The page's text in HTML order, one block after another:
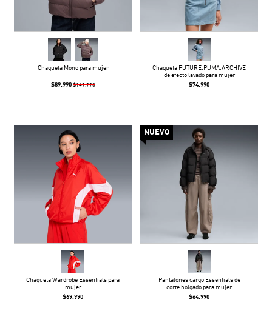
Chaqueta Mono para mujer
$89.990 $149.990
Chaqueta FUTURE.PUMA.ARCHIVE
de efecto lavado para mujer
$74.990
Chaqueta Wardrobe Essentials para
mujer
$69.990
NUEVO
Pantalones cargo Essentials de
corte holgado para mujer
$64.990